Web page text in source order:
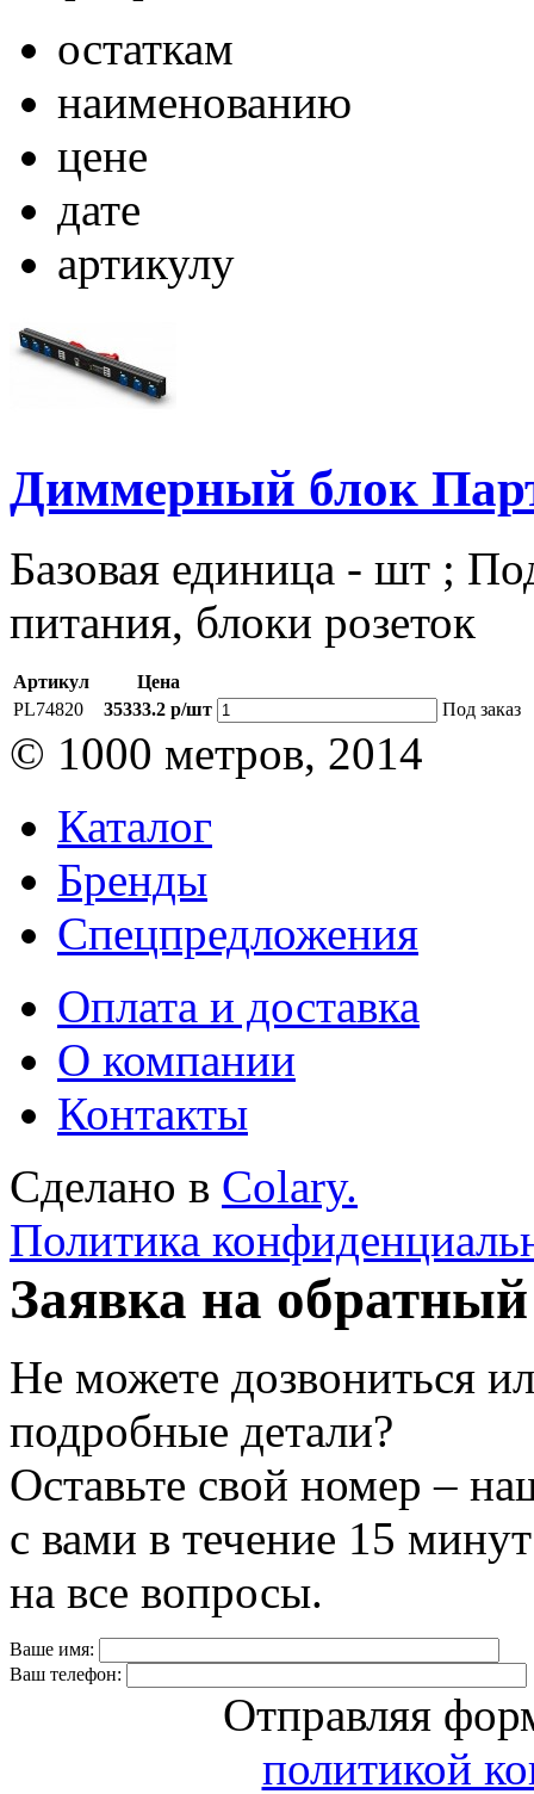
остаткам
наименованию
цене
дате
артикулу
Диммерный блок
Базовая единица - шт ;
питания, блоки розеток
Артикул
Цена
PL74820
35333.2 р/шт Под заказ
© 1000 метров, 2014
Каталог
Бренды
Спецпредложения
Оплата и доставка
О компании
Контакты
Сделано в Colary.
Политика
Заявка на
Не можете дозвониться
подробные детали?
Оставьте свой номер –
с вами в течение 15
на все вопросы.
Ваше имя:
Ваш телефон:
Отправляя
политикой